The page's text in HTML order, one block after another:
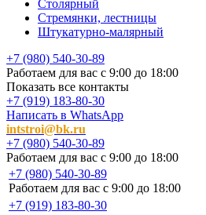
Столярный
Стремянки, лестницы
Штукатурно-малярный
+7 (980) 540-30-89
Работаем для вас с 9:00 до 18:00
Показать все контакты
+7 (919) 183-80-30
Написать в WhatsApp
intstroi@bk.ru
+7 (980) 540-30-89
Работаем для вас с 9:00 до 18:00
+7 (980) 540-30-89
Работаем для вас с 9:00 до 18:00
+7 (919) 183-80-30